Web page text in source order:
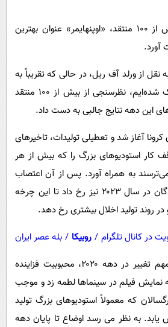
فناوری
حوادث
محیط زیست
سلامت
فرهنگی
بین الملل
حیات وحش
روانشناسی
دانلود
برمبنای نظرسنجی از بیش از ۱۰۰ منتقد، «اوپنهایمر» عنوان بهترین
نقل از ورلد آف ریل، در حالی که تقریباً به
نیمه راه دهه ۲۰۲۰ نزدیک شده‌ایم، نظرسنجی از بیش از ۱۰۰ منتقد
این دهه نتایج جالبی به دست داد.
کرونا آغاز شد و تعطیلی تولیدات، تاخیرهای
کار استودیوهای بزرگ را که بیش از هر
به همراه آورد. پس از آن اعتصاب
انجمن بازیگران و نویسندگان در سال ۲۰۲۳ نیز رخ داد تا این چرخه
در روند تولید اخلال بیشتری رخ دهد.
در کانال تلگرام / روبیکا / بله عصر ایران
یکی دیگر از ویژگی‌های مهم تغییر در دهه ۲۰۲۰، محبوبیت فزاینده
نمایش فیلم در سینماها لطمه زد و موجب
که معمولاً استودیوهای بزرگ تولید
یابد. به نظر می رسد اوضاع تا پایان دهه